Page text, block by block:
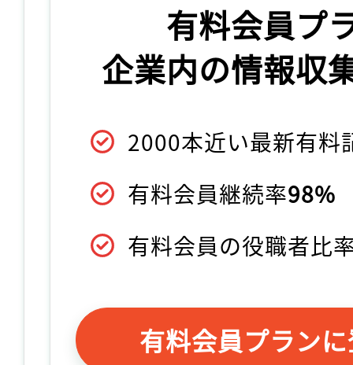
有料会員プ
企業内の情報収
2000本近い最新有料
有料会員継続率98%
有料会員の役職者比
有料会員プラン